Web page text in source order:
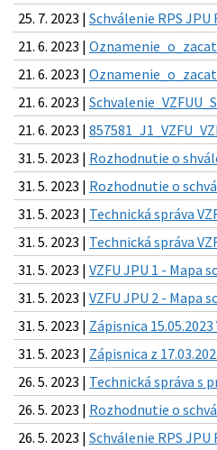
25. 7. 2023 | Schválenie RPS
21. 6. 2023 |
21. 6. 2023 |
21. 6. 2023 |
21. 6. 2023 |
31. 5. 2023 | Rozhodnutie o
31. 5. 2023 | Rozhodnutie o
31. 5. 2023 | Technická správa
31. 5. 2023 | Technická správa
31. 5. 2023 | VZFU JPU 1 - Mapa
31. 5. 2023 | VZFU JPU 2 - Mapa
31. 5. 2023 | Zápisnica 15.05.2023
31. 5. 2023 | Zápisnica z
26. 5. 2023 | Technická správa s
26. 5. 2023 | Rozhodnutie o
26. 5. 2023 | Schválenie RPS